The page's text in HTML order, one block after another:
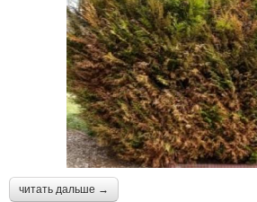
читать дальше →